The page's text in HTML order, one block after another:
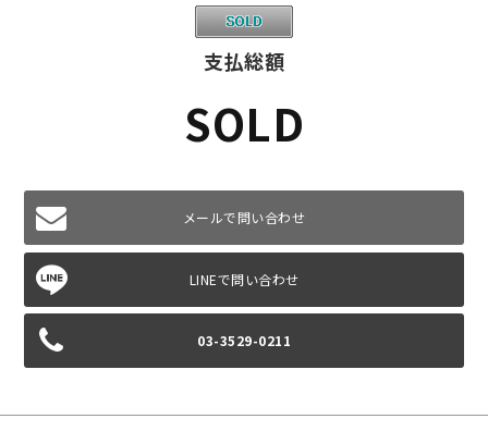
支払総額
SOLD
メールで問い合わせ
03-3529-0211